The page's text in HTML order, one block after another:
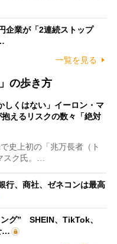
企業が「2連続ストップ
一覧を見る
の歩き方
しくはない」イーロン・マ
えるリスクの数々「絶対
史上初の「兆万長者（ト
スク氏。…
行、商社、ゼネコンは最高
グ” SHEIN、TikTok、
…